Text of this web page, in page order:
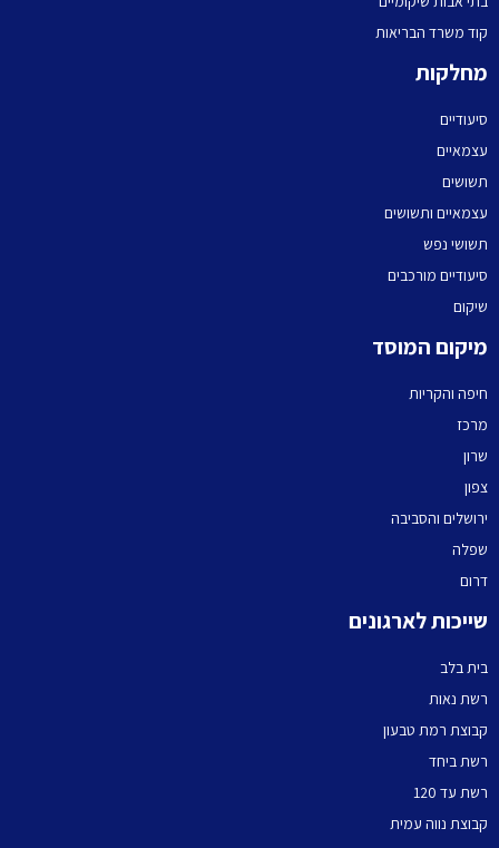
קוד משרד הבריאות
מחלקות
סיעודיים
עצמאיים
תשושים
עצמאיים ותשושים
תשושי נפש
סיעודיים מורכבים
שיקום
מיקום המוסד
חיפה והקריות
מרכז
שרון
צפון
ירושלים והסביבה
שפלה
דרום
שייכות לארגונים
בית בלב
רשת נאות
קבוצת רמת טבעון
רשת ביחד
רשת עד 120
קבוצת נווה עמית